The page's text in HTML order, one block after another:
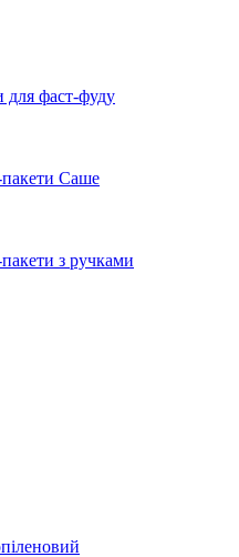
для фаст-фуду
пакети Саше
з ручками